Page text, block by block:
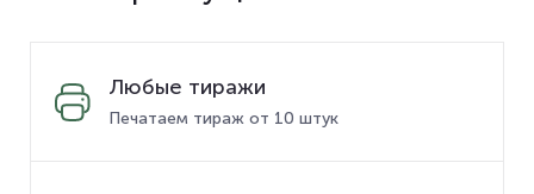
Любые тиражи
Печатаем тираж от 10 штук